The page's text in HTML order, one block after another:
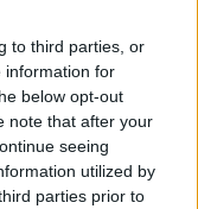
to third parties, or
information for
below opt-out
note that after your
seeing
utilized by
parties prior to
τα ωράρια,
και
-Η πρόγνωση των
τους